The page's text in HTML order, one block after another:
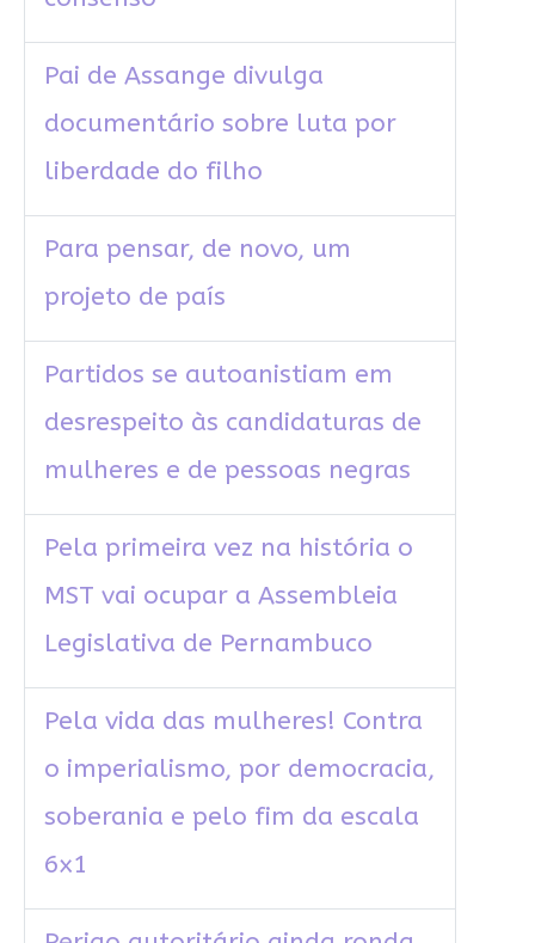
Pai de Assange divulga
documentário sobre luta por
liberdade do filho
Para pensar, de novo, um
projeto de país
Partidos se autoanistiam em
desrespeito às candidaturas de
mulheres e de pessoas negras
Pela primeira vez na história o
MST vai ocupar a Assembleia
Legislativa de Pernambuco
Pela vida das mulheres! Contra
o imperialismo, por democracia,
soberania e pelo fim da escala
6x1